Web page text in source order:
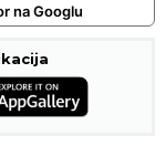
na Googlu